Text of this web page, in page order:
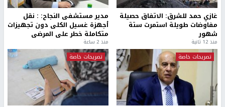
غازي حمد للشرق: الاتفاق حصيلة
مفاوضات طويلة استمرت ستة
شهور
منذ 12 ثانية
مدير مستشفى النجاح: : نقل
أجهزة غسيل الكلى دون تجهيزات
متكاملة خطر على المرضى
منذ 2 ساعة
تصريحات خاصة
تصريحات خاصة